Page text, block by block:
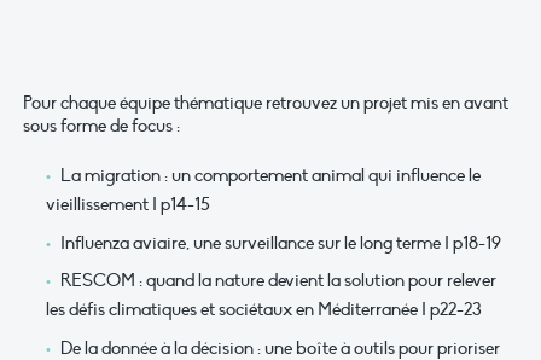
Pour chaque équipe thématique retrouvez un projet mis en avant
sous forme de focus :
La migration : un comportement animal qui influence le
vieillissement I p14-15
Influenza aviaire, une surveillance sur le long terme I p18-19
RESCOM : quand la nature devient la solution pour relever
les défis climatiques et sociétaux en Méditerranée I p22-23
De la donnée à la décision : une boîte à outils pour prioriser